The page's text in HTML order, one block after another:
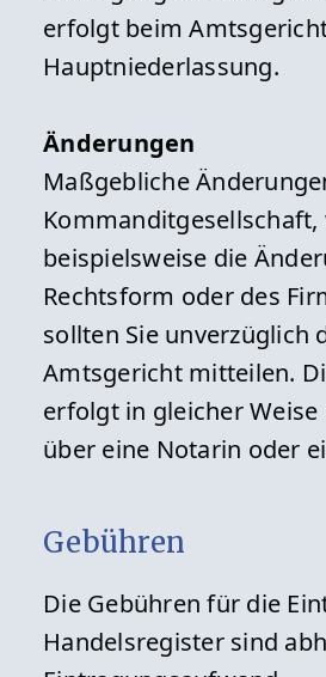
erfolgt beim
Hauptniederlassung.
Änderungen
Maßgebliche
Kommanditgesellschaft,
beispielsweise die
Rechtsform oder des
sollten Sie unverzüglich
Amtsgericht mitteilen.
erfolgt in gleicher
über eine Notarin oder
Gebühren
Die Gebühren für die
Handelsregister sind